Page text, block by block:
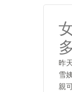
昨
雪
親